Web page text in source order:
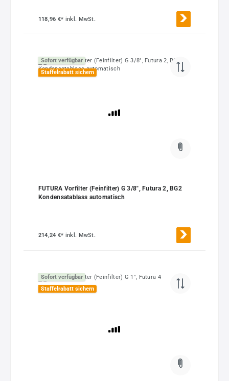
118,96 €* inkl. MwSt.
Sofort verfügbar
Staffelrabatt sichern
FUTURA Vorfilter (Feinfilter) G 3/8", Futura 2, BG2
Kondensatablass automatisch
214,24 €* inkl. MwSt.
Sofort verfügbar
Staffelrabatt sichern